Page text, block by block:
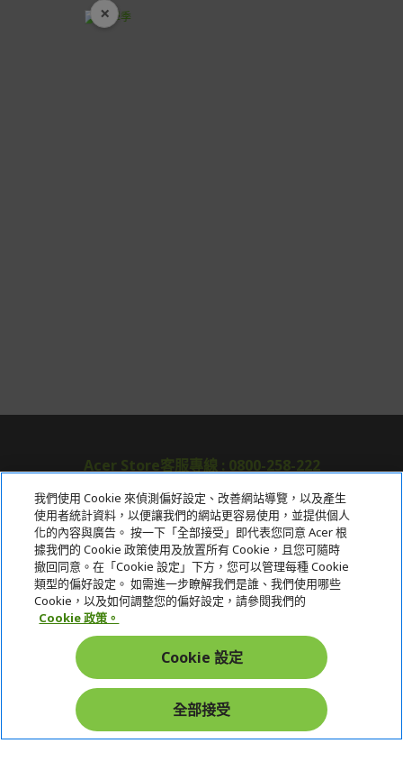
Acer Store客服專線 : 0800-258-222
關於宏碁
服務
宏碁網路商城
在社群上追蹤 Acer
× 開學裝備全面降價
我們使用 Cookie 來偵測偏好設定、改善網站導覽，以及產生
使用者統計資料，以便讓我們的網站更容易使用，並提供個人
化的內容與廣告。 按一下「全部接受」即代表您同意 Acer 根
據我們的 Cookie 政策使用及放置所有 Cookie，且您可隨時
撤回同意。在「Cookie 設定」下方，您可以管理每種 Cookie
類型的偏好設定。 如需進一步瞭解我們是誰、我們使用哪些
Cookie，以及如何調整您的偏好設定，請參閱我們的
Cookie 政策。
Cookie 設定
全部接受